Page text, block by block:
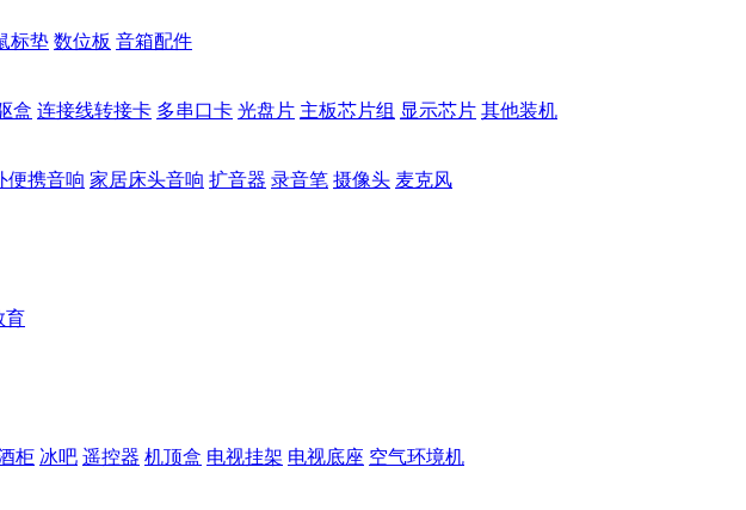
标垫 数位板 音箱配件
盒 连接线转接卡 多串口卡 光盘片 主板芯片组 显示芯片 其他装机
便携音响 家居床头音响 扩音器 录音笔 摄像头 麦克风
育
柜 冰吧 遥控器 机顶盒 电视挂架 电视底座 空气环境机